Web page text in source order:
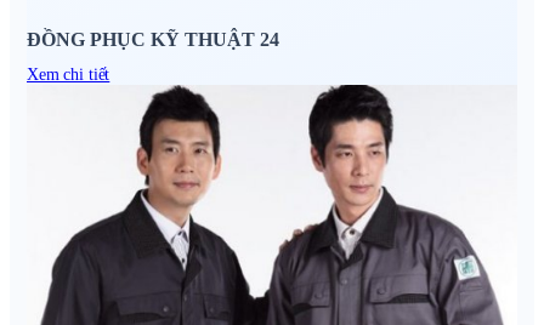
ĐỒNG PHỤC KỸ THUẬT 24
Xem chi tiết